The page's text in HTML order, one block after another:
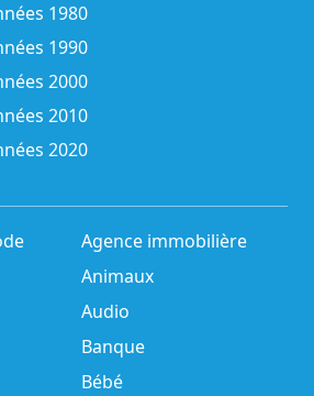
1980
1990
2000
2010
2020
Agence immobilière
Animaux
Audio
Banque
Bébé